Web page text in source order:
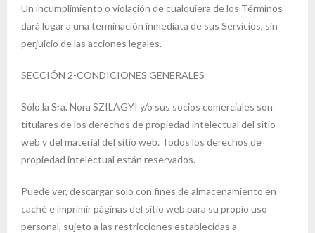
Un incumplimiento o violación de cualquiera de los Términos
dará lugar a una terminación inmediata de sus Servicios, sin
perjuicio de las acciones legales.
SECCIÓN 2-CONDICIONES GENERALES
Sólo la Sra. Nora SZILAGYI y/o sus socios comerciales son
titulares de los derechos de propiedad intelectual del sitio
web y del material del sitio web. Todos los derechos de
propiedad intelectual están reservados.
Puede ver, descargar solo con fines de almacenamiento en
caché e imprimir páginas del sitio web para su propio uso
personal, sujeto a las restricciones establecidas a